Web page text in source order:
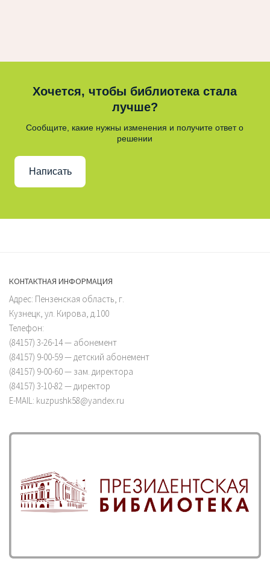
Хочется, чтобы библиотека стала
лучше?
Сообщите, какие нужны изменения и получите ответ о
решении
Написать
КОНТАКТНАЯ ИНФОРМАЦИЯ
Адрес: Пензенская область, г.
Кузнецк, ул. Кирова, д.100
Телефон:
(84157) 3-26-14 — абонемент
(84157) 9-00-59 — детский абонемент
(84157) 9-00-60 — зам. директора
(84157) 3-10-82 — директор
E-MAIL: kuzpushk58@yandex.ru